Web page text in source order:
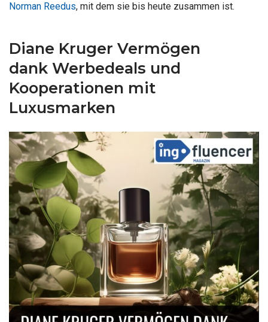
Norman Reedus, mit dem sie bis heute zusammen ist.
Diane Kruger Vermögen
dank Werbedeals und
Kooperationen mit
Luxusmarken